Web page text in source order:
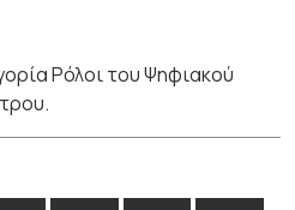
Ρόλοι του Ψηφιακού